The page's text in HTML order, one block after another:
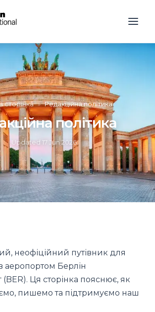
сторінка » Редакційна політика
політика
Updated 17 Jun 2026
неофіційний путівник для
аеропортом Берлін
Ця сторінка пояснює, як
пишемо та підтримуємо наш